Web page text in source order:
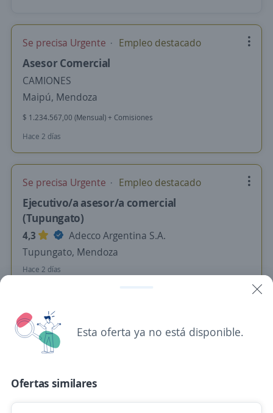
Se precisa Urgente Empleo destacado
Asesor Comercial
CAMIONES
Maipú, Mendoza
$ 1.234.567,00 (Mensual) + Comisiones
Hace 2 días
Se precisa Urgente Empleo destacado
Ejecutivo/a asesor/a comercial
(Tupungato)
4,3
Adecco Argentina S.A.
Tupungato, Mendoza
Hace 2 días
Se precisa Urgente
Asesor Comercial de Terreno Mendoza
Nobis Salud S.A.
Hace 2 días
Esta oferta ya no está disponible.
Ofertas similares